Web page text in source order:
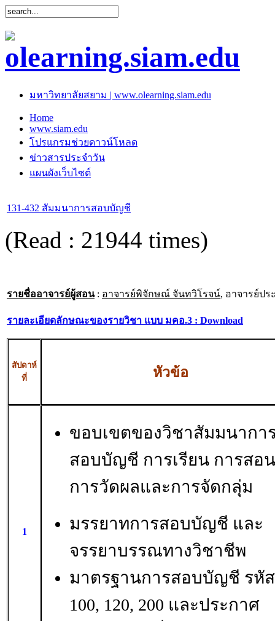
มหาวิทยาลัยสยาม | www.olearning.siam.edu
Home
www.siam.edu
โปรแกรมช่วยดาวน์โหลด
ข่าวสารประจำวัน
แผนผังเว็บไซต์
131-432 สัมมนาการสอบบัญชี
(Read : 21944 times)
รายชื่ออาจารย์ผู้สอน: อาจารย์พิจักษณ์ จันทวิโรจน์, อาจารย์ป
รายละเอียดลักษณะของรายวิชา แบบ มคอ.3 : Download
สัปดาห์
ที่
หัวข้อ
1
ขอบเขตของวิชาสัมมนากา
สอบบัญชี การเรียน การสอน
การวัดผลและการจัดกลุ่ม
มรรยาทการสอบบัญชี และ
จรรยาบรรณทางวิชาชีพ
มาตรฐานการสอบบัญชี รหัส
100, 120, 200 และประกาศ